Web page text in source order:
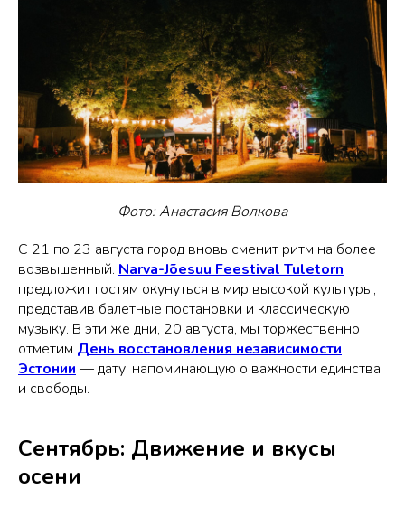
Фото: Анастасия Волкова
С 21 по 23 августа город вновь сменит ритм на более
возвышенный. Narva-Jõesuu Feestival Tuletorn
предложит гостям окунуться в мир высокой культуры,
представив балетные постановки и классическую
музыку. В эти же дни, 20 августа, мы торжественно
отметим День восстановления независимости
Эстонии — дату, напоминающую о важности единства
и свободы.
Сентябрь: Движение и вкусы
осени